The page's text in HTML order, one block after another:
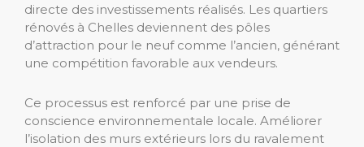
directe des investissements réalisés. Les quartiers
rénovés à Chelles deviennent des pôles
d’attraction pour le neuf comme l’ancien, générant
une compétition favorable aux vendeurs.
Ce processus est renforcé par une prise de
conscience environnementale locale. Améliorer
l’isolation des murs extérieurs lors du ravalement